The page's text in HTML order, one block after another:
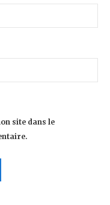
site dans le